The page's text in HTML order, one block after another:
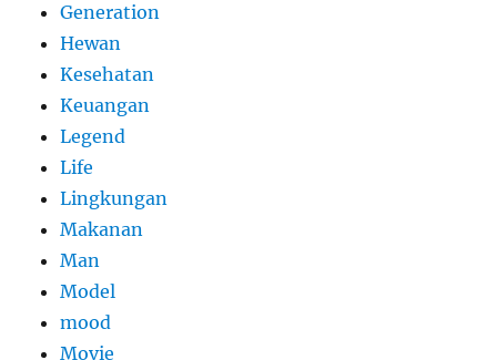
Generation
Hewan
Kesehatan
Keuangan
Legend
Life
Lingkungan
Makanan
Man
Model
mood
Movie